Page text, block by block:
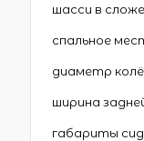
шасси в
спальное
диаметр
ширина
габариты